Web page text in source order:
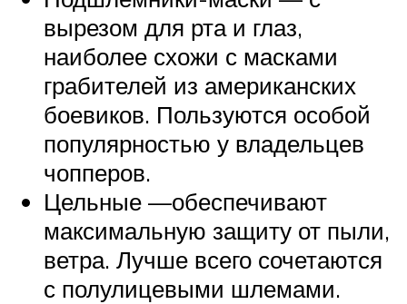
вырезом для рта и глаз,
наиболее схожи с масками
грабителей из американских
боевиков. Пользуются особой
популярностью у владельцев
чопперов.
Цельные —обеспечивают
максимальную защиту от пыли,
ветра. Лучше всего сочетаются
с полулицевыми шлемами.